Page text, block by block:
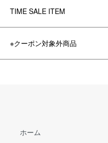
TIME SALE ITEM
※クーポン対象外商品
ホーム